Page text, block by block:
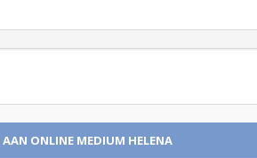
AAN ONLINE MEDIUM HELENA